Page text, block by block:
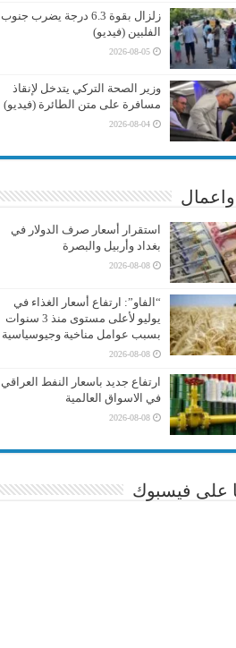
زلزال بقوة 6.3 درجة يضرب جنوب
الفلبين (فيديو)
2026-08-05
وزير الصحة التركي يتدخل لإنقاذ
مسافرة على متن الطائرة (فيديو)
2026-08-04
استقرار أسعار صرف الدولار في
بغداد وأربيل والبصرة
2026-08-08
“الفاو”: ارتفاع أسعار الغذاء في
يوليو لأعلى مستوى منذ 3 سنوات
بسبب عوامل مناخية وجيوسياسية
2026-08-08
ارتفاع جديد باسعار النفط العراقي
في الاسواق العالمية
2026-08-08
على فيسبوك